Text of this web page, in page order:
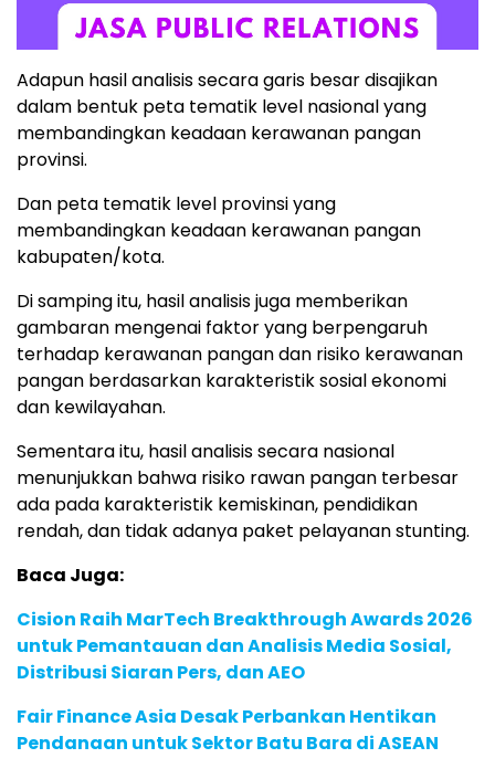
Adapun hasil analisis secara garis besar disajikan
dalam bentuk peta tematik level nasional yang
membandingkan keadaan kerawanan pangan
provinsi.
Dan peta tematik level provinsi yang
membandingkan keadaan kerawanan pangan
kabupaten/kota.
Di samping itu, hasil analisis juga memberikan
gambaran mengenai faktor yang berpengaruh
terhadap kerawanan pangan dan risiko kerawanan
pangan berdasarkan karakteristik sosial ekonomi
dan kewilayahan.
Sementara itu, hasil analisis secara nasional
menunjukkan bahwa risiko rawan pangan terbesar
ada pada karakteristik kemiskinan, pendidikan
rendah, dan tidak adanya paket pelayanan stunting.
Baca Juga:
Cision Raih MarTech Breakthrough Awards 2026
untuk Pemantauan dan Analisis Media Sosial,
Distribusi Siaran Pers, dan AEO
Fair Finance Asia Desak Perbankan Hentikan
Pendanaan untuk Sektor Batu Bara di ASEAN